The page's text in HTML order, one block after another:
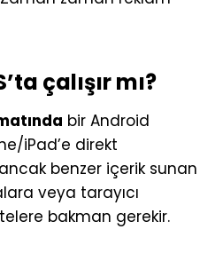
çalışır mı?
bir Android
iPad’e direkt
benzer içerik sunan
veya tarayıcı
bakman gerekir.